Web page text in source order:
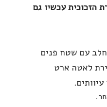
הזכוכית עכשיו גם
עם שטח פנים
לאטה ארט